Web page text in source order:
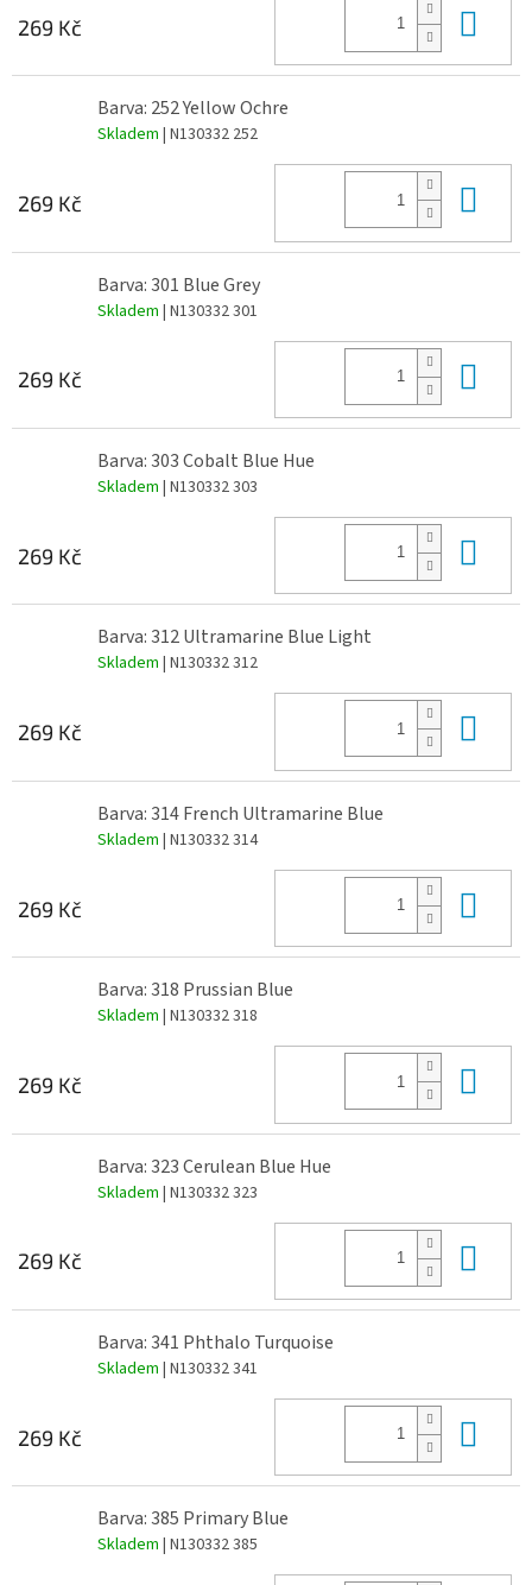
269 Kč
Barva: 252 Yellow Ochre
Skladem | N130332 252
269 Kč
Barva: 301 Blue Grey
Skladem | N130332 301
269 Kč
Barva: 303 Cobalt Blue Hue
Skladem | N130332 303
269 Kč
Barva: 312 Ultramarine Blue Light
Skladem | N130332 312
269 Kč
Barva: 314 French Ultramarine Blue
Skladem | N130332 314
269 Kč
Barva: 318 Prussian Blue
Skladem | N130332 318
269 Kč
Barva: 323 Cerulean Blue Hue
Skladem | N130332 323
269 Kč
Barva: 341 Phthalo Turquoise
Skladem | N130332 341
269 Kč
Barva: 385 Primary Blue
Skladem | N130332 385